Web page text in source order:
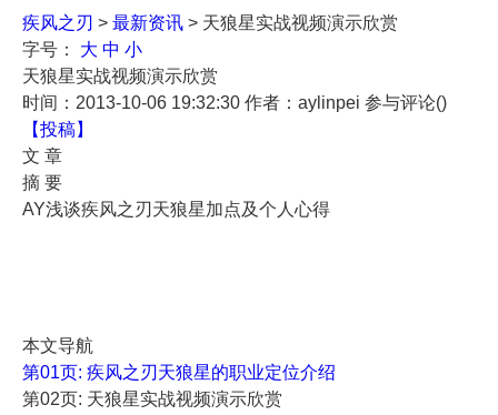
疾风之刃 > 最新资讯 > 天狼星实战视频演示欣赏
字号： 大 中 小
天狼星实战视频演示欣赏
时间：2013-10-06 19:32:30 作者：aylinpei 参与评论()
【投稿】
文 章
摘 要
AY浅谈疾风之刃天狼星加点及个人心得
本文导航
第01页: 疾风之刃天狼星的职业定位介绍
第02页: 天狼星实战视频演示欣赏